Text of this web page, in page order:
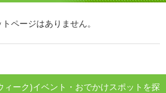
ページはありません。
ィーク)イベント・おでかけスポットを探